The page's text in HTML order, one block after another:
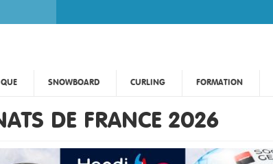
SNOWBOARD CURLING FORMATION
DE FRANCE 2026